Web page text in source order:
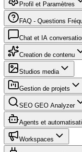
Profil et Paramètres
FAQ - Questions
Chat et IA
Creation de contenu
Studios media
Gestion de projets
SEO GEO Analyzer
Agents et
Workspaces